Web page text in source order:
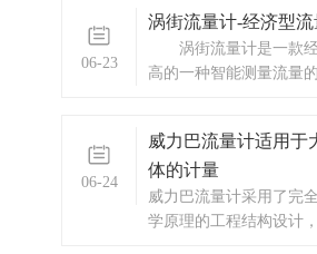
等，以及承接电气自动化
06-23
涡街流量计-经济型
涡街流量计是一款经
高的一种智能测量流量
06-24
威力巴流量计适用于
体的计量
威力巴流量计采用了完
学原理的工程结构设计